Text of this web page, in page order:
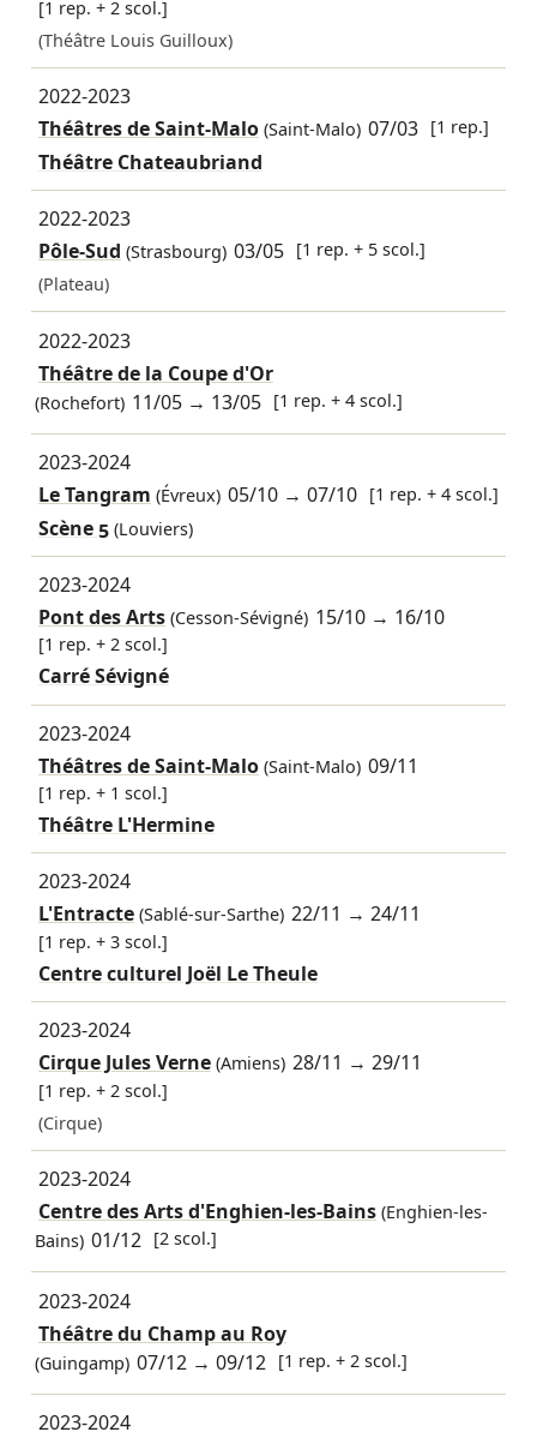
[1 rep. + 2 scol.]
(Théâtre Louis Guilloux)
2022-2023
Théâtres de Saint-Malo(Saint-Malo) 07/03 [1 rep.]
Théâtre Chateaubriand
2022-2023
Pôle-Sud (Strasbourg) 03/05 [1 rep. + 5 scol.]
(Plateau)
2022-2023
Théâtre de la Coupe d'Or
(Rochefort) 11/05 → 13/05 [1 rep. + 4 scol.]
2023-2024
Le Tangram (Évreux) 05/10 →07/10 [1 rep. + 4 scol.]
Scène 5 (Louviers)
2023-2024
Pont des Arts(Cesson-Sévigné) 15/10 → 16/10
[1 rep. + 2 scol.]
Carré Sévigné
2023-2024
Théâtres de Saint-Malo(Saint-Malo) 09/11
[1 rep. + 1 scol.]
Théâtre L'Hermine
2023-2024
L'Entracte(Sablé-sur-Sarthe) 22/11 →24/11
[1 rep. + 3 scol.]
Centre culturel Joël Le Theule
2023-2024
Cirque Jules Verne(Amiens) 28/11 →29/11
[1 rep. + 2 scol.]
(Cirque)
2023-2024
Centre des Arts d'Enghien-les-Bains(Enghien-les-
Bains) 01/12 [2 scol.]
2023-2024
Théâtre du Champ au Roy
(Guingamp) 07/12 →09/12 [1 rep. + 2 scol.]
2023-2024